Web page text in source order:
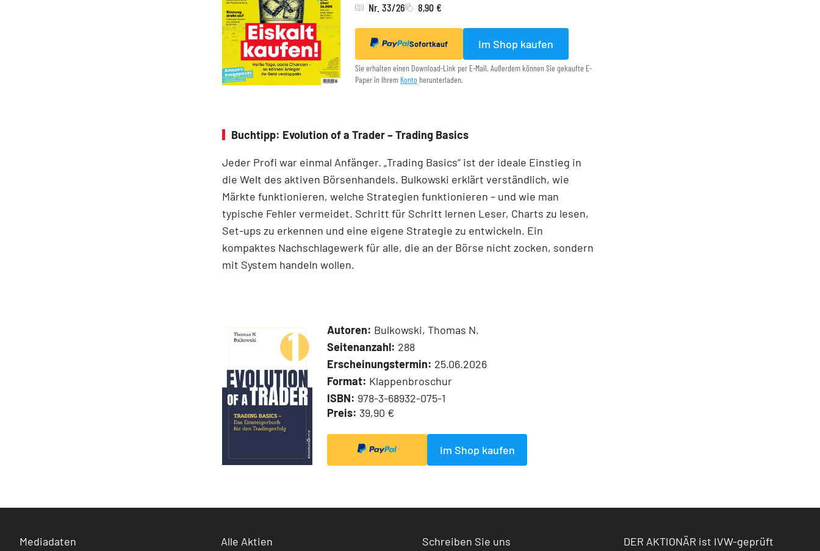
Nr. 33/26 8,90 €
Sofortkauf Im Shop kaufen
Sie erhalten einen Download-Link per E-Mail. Außerdem können Sie gekaufte E-
Paper in Ihrem Konto herunterladen.
Buchtipp: Evolution of a Trader – Trading Basics
Jeder Profi war einmal Anfänger. „Trading Basics“ ist der ideale Einstieg in
die Welt des aktiven Börsenhandels. Bulkowski erklärt verständlich, wie
Märkte funktionieren, welche Strategien funktionieren – und wie man
typische Fehler vermeidet. Schritt für Schritt lernen Leser, Charts zu lesen,
Set-ups zu erkennen und eine eigene Strategie zu entwickeln. Ein
kompaktes Nachschlagewerk für alle, die an der Börse nicht zocken, sondern
mit System handeln wollen.
Autoren: Bulkowski, Thomas N.
Seitenanzahl: 288
Erscheinungstermin: 25.06.2026
Format: Klappenbroschur
ISBN: 978-3-68932-075-1
Preis: 39,90 €
Im Shop kaufen
Mediadaten Alle Aktien Schreiben Sie uns DER AKTIONÄR ist IVW-geprüft